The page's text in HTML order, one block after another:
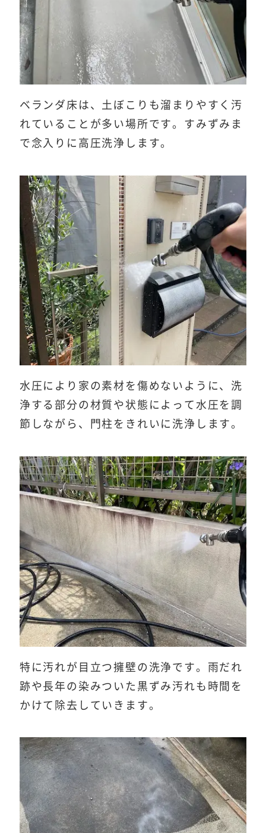
ベランダ床は、土ぼこりも溜まりやすく汚
れていることが多い場所です。すみずみま
で念入りに高圧洗浄します。
水圧により家の素材を傷めないように、洗
浄する部分の材質や状態によって水圧を調
節しながら、門柱をきれいに洗浄します。
特に汚れが目立つ擁壁の洗浄です。雨だれ
跡や長年の染みついた黒ずみ汚れも時間を
かけて除去していきます。